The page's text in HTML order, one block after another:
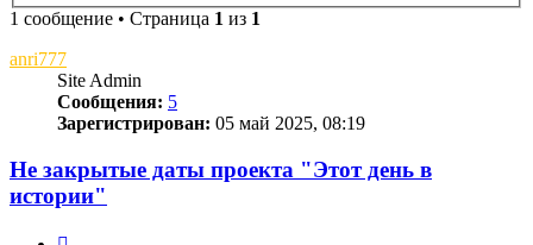
1 сообщение • Страница 1 из 1
anri777
Site Admin
Сообщения: 5
Зарегистрирован: 05 май 2025, 08:19
Не закрытые даты проекта "Этот день в
истории"